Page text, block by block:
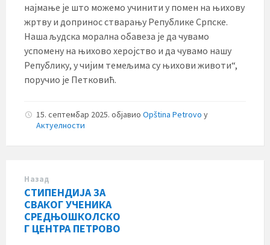
најмање је што можемо учинити у помен на њихову
жртву и допринос стварању Републике Српске.
Наша људска морална обавеза је да чувамо
успомену на њихово херојство и да чувамо нашу
Републику, у чијим темељима су њихови животи“,
поручио је Петковић.
15. септембар 2025. објавио Opština Petrovo у
Актуелности
Назад
СТИПЕНДИЈA ЗА
СВАКОГ УЧЕНИКА
СРЕДЊОШКОЛСКО
Г ЦЕНТРА ПЕТРОВО